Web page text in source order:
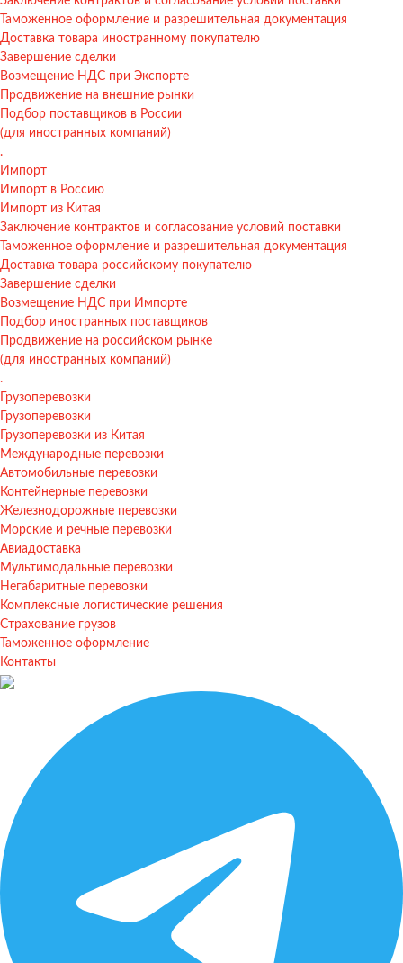
Таможенное оформление и разрешительная документация
Доставка товара иностранному покупателю
Завершение сделки
Возмещение НДС при Экспорте
Продвижение на внешние рынки
Подбор поставщиков в России
(для иностранных компаний)
.
Импорт
Импорт в Россию
Импорт из Китая
Заключение контрактов и согласование условий поставки
Таможенное оформление и разрешительная документация
Доставка товара российскому покупателю
Завершение сделки
Возмещение НДС при Импорте
Подбор иностранных поставщиков
Продвижение на российском рынке
(для иностранных компаний)
.
Грузоперевозки
Грузоперевозки
Грузоперевозки из Китая
Международные перевозки
Автомобильные перевозки
Контейнерные перевозки
Железнодорожные перевозки
Морские и речные перевозки
Авиадоставка
Мультимодальные перевозки
Негабаритные перевозки
Комплексные логистические решения
Страхование грузов
Таможенное оформление
Контакты